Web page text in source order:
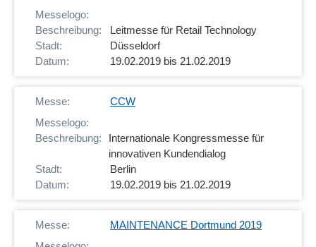
Leitmesse für Retail Technology
Düsseldorf
19.02.2019 bis 21.02.2019
CCW
Internationale Kongressmesse für
innovativen Kundendialog
Berlin
19.02.2019 bis 21.02.2019
MAINTENANCE Dortmund 2019